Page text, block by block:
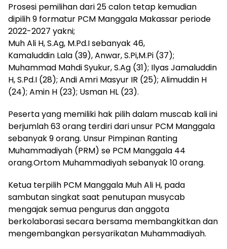
Prosesi pemilihan dari 25 calon tetap kemudian
dipilih 9 formatur PCM Manggala Makassar periode
2022-2027 yakni;
Muh Ali H, S.Ag, M.Pd.I sebanyak 46,
Kamaluddin Lala (39), Anwar, S.Pi,M.Pi (37);
Muhammad Mahdi Syukur, S.Ag (31); Ilyas Jamaluddin
H, S.Pd.I (28); Andi Amri Masyur IR (25); Alimuddin H
(24); Amin H (23); Usman HL (23).
Peserta yang memiliki hak pilih dalam muscab kali ini
berjumlah 63 orang terdiri dari unsur PCM Manggala
sebanyak 9 orang. Unsur Pimpinan Ranting
Muhammadiyah (PRM) se PCM Manggala 44
orang.Ortom Muhammadiyah sebanyak 10 orang.
Ketua terpilih PCM Manggala Muh Ali H, pada
sambutan singkat saat penutupan musycab
mengajak semua pengurus dan anggota
berkolaborasi secara bersama membangkitkan dan
mengembangkan persyarikatan Muhammadiyah.